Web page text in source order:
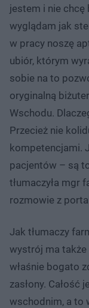
jestem i nie chcę
wyglądam jak
w pracy noszę
ubiór, którym
sobie na to
oryginalną
Wschodu.
Przecież nie
kompetencjami.
pacjentów – są
tłumaczyła mgr
rozmowie z
Jak tłumaczy
wystrój ma także
właśnie bogato
zasłony. Całość
wschodnim, a to